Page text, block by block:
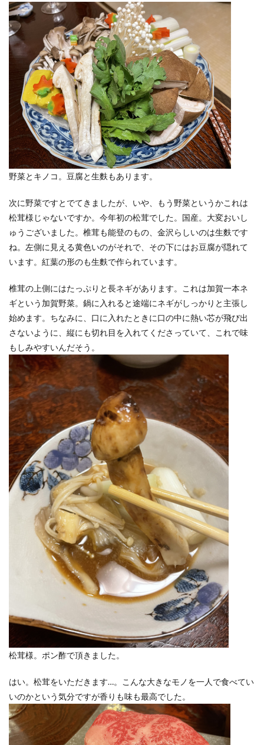
野菜とキノコ。豆腐と生麩もあります。
次に野菜ですとでてきましたが、いや、もう野菜というかこれは
松茸様じゃないですか。今年初の松茸でした。国産。大変おいし
ゅうございました。椎茸も能登のもの、金沢らしいのは生麩です
ね。左側に見える黄色いのがそれで、その下にはお豆腐が隠れて
います。紅葉の形のも生麩で作られています。
椎茸の上側にはたっぷりと長ネギがあります。これは加賀一本ネ
ギという加賀野菜。鍋に入れると途端にネギがしっかりと主張し
始めます。ちなみに、口に入れたときに口の中に熱い芯が飛び出
さないように、縦にも切れ目を入れてくださっていて、これで味
もしみやすいんだそう。
松茸様。ポン酢で頂きました。
はい。松茸をいただきます…。こんな大きなモノを一人で食べてい
いのかという気分ですが香りも味も最高でした。